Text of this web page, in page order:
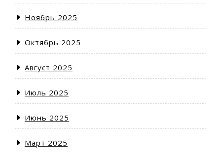
Ноябрь 2025
Октябрь 2025
Август 2025
Июль 2025
Июнь 2025
Март 2025